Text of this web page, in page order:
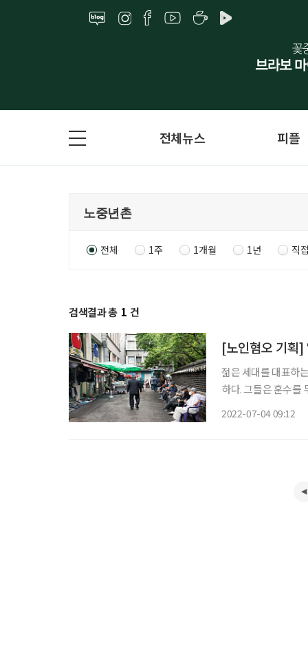
전체뉴스 피플
전체 1주 1개월 1년 직
검색결과 총 1 건
[노인혐오 기획]
젊은 세대를 대표하
하다. 그들은 훈수를
2022-07-04 09:12